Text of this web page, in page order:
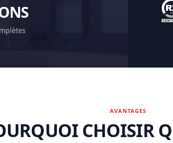
AVANTAGES
CHOISIR